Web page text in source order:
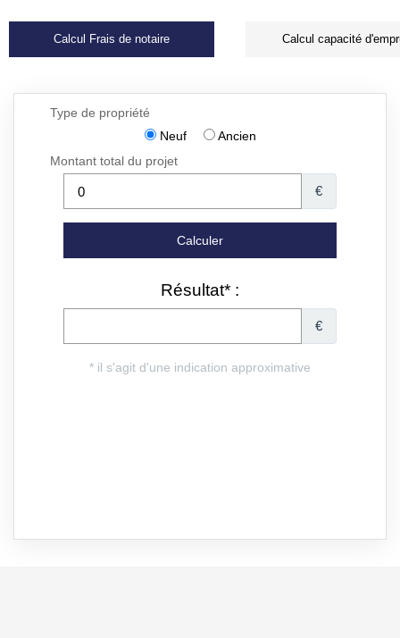
Calcul Frais de notaire Calcul capacité